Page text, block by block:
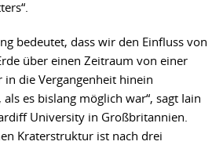
bedeutet, dass wir den Einfluss von
über einen Zeitraum von einer
in die Vergangenheit hinein
es bislang möglich war“, sagt Iain
University in Großbritannien.
Kraterstruktur ist nach drei